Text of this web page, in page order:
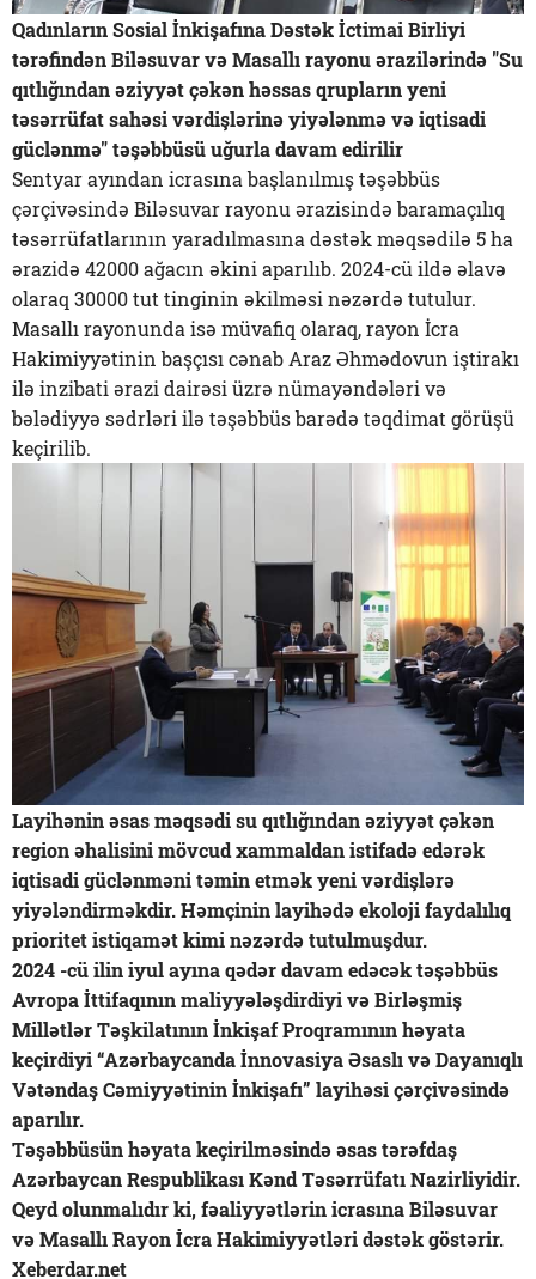
Qadınların Sosial İnkişafına Dəstək İctimai Birliyi
tərəfindən Biləsuvar və Masallı rayonu ərazilərində "Su
qıtlığından əziyyət çəkən həssas qrupların yeni
təsərrüfat sahəsi vərdişlərinə yiyələnmə və iqtisadi
güclənmə" təşəbbüsü uğurla davam edirilir
Sentyar ayından icrasına başlanılmış təşəbbüs
çərçivəsində Biləsuvar rayonu ərazisində baramaçılıq
təsərrüfatlarının yaradılmasına dəstək məqsədilə 5 ha
ərazidə 42000 ağacın əkini aparılıb. 2024-cü ildə əlavə
olaraq 30000 tut tinginin əkilməsi nəzərdə tutulur.
Masallı rayonunda isə müvafiq olaraq, rayon İcra
Hakimiyyətinin başçısı cənab Araz Əhmədovun iştirakı
ilə inzibati ərazi dairəsi üzrə nümayəndələri və
bələdiyyə sədrləri ilə təşəbbüs barədə təqdimat görüşü
keçirilib.
Layihənin əsas məqsədi su qıtlığından əziyyət çəkən
region əhalisini mövcud xammaldan istifadə edərək
iqtisadi güclənməni təmin etmək yeni vərdişlərə
yiyələndirməkdir. Həmçinin layihədə ekoloji faydalılıq
prioritet istiqamət kimi nəzərdə tutulmuşdur.
2024 -cü ilin iyul ayına qədər davam edəcək təşəbbüs
Avropa İttifaqının maliyyələşdirdiyi və Birləşmiş
Millətlər Təşkilatının İnkişaf Proqramının həyata
keçirdiyi “Azərbaycanda İnnovasiya Əsaslı və Dayanıqlı
Vətəndaş Cəmiyyətinin İnkişafı” layihəsi çərçivəsində
aparılır.
Təşəbbüsün həyata keçirilməsində əsas tərəfdaş
Azərbaycan Respublikası Kənd Təsərrüfatı Nazirliyidir.
Qeyd olunmalıdır ki, fəaliyyətlərin icrasına Biləsuvar
və Masallı Rayon İcra Hakimiyyətləri dəstək göstərir.
Xeberdar.net